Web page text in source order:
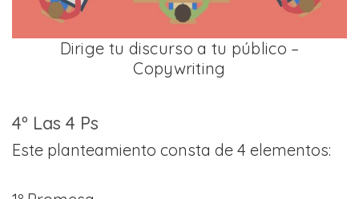
Dirige tu discurso a tu público –
Copywriting
4º Las 4 Ps
Este planteamiento consta de 4 elementos: